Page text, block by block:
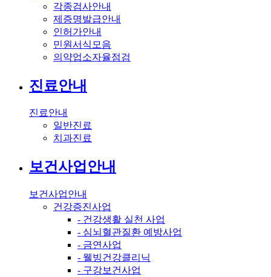
각종검사안내
제증명발급안내
인허가안내
민원서식모음
의약업소자율점검
진료안내
진료안내
일반진료
치과진료
보건사업안내
보건사업안내
건강증진사업
- 건강생활 실천 사업
- 심뇌혈관질환 예방사업
- 금연사업
- 웰빙건강클리닉
- 구강보건사업